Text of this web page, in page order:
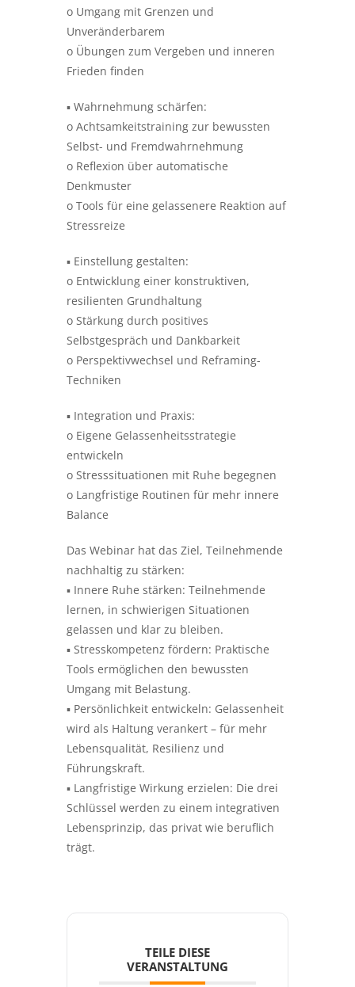
o Umgang mit Grenzen und
Unveränderbarem
o Übungen zum Vergeben und inneren
Frieden finden
▪ Wahrnehmung schärfen:
o Achtsamkeitstraining zur bewussten
Selbst- und Fremdwahrnehmung
o Reflexion über automatische
Denkmuster
o Tools für eine gelassenere Reaktion auf
Stressreize
▪ Einstellung gestalten:
o Entwicklung einer konstruktiven,
resilienten Grundhaltung
o Stärkung durch positives
Selbstgespräch und Dankbarkeit
o Perspektivwechsel und Reframing-
Techniken
▪ Integration und Praxis:
o Eigene Gelassenheitsstrategie
entwickeln
o Stresssituationen mit Ruhe begegnen
o Langfristige Routinen für mehr innere
Balance
Das Webinar hat das Ziel, Teilnehmende
nachhaltig zu stärken:
▪ Innere Ruhe stärken: Teilnehmende
lernen, in schwierigen Situationen
gelassen und klar zu bleiben.
▪ Stresskompetenz fördern: Praktische
Tools ermöglichen den bewussten
Umgang mit Belastung.
▪ Persönlichkeit entwickeln: Gelassenheit
wird als Haltung verankert – für mehr
Lebensqualität, Resilienz und
Führungskraft.
▪ Langfristige Wirkung erzielen: Die drei
Schlüssel werden zu einem integrativen
Lebensprinzip, das privat wie beruflich
trägt.
TEILE DIESE
VERANSTALTUNG